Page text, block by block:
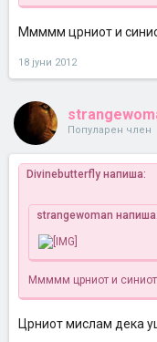
Ммммм црниот и
18 јуни 2012
Популарен член
Divinebutterfly напиша:
strangewoman напиша:
Ммммм црниот и синиот
Црниот мислам дека